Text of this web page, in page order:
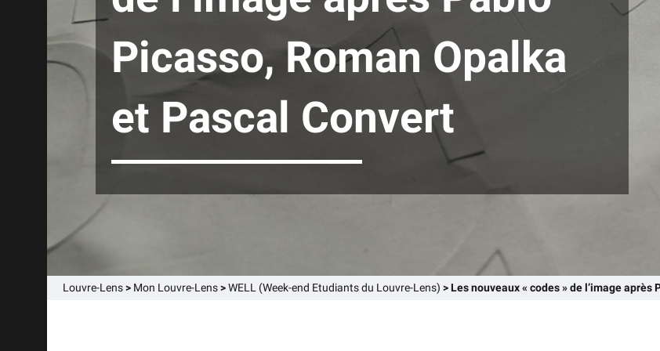
Picasso, Roman Opalka
et Pascal Convert
Louvre-Lens> Mon Louvre-Lens>WELL (Week-end Etudiants du Louvre-Lens) >Les nouveaux « codes » de l’image